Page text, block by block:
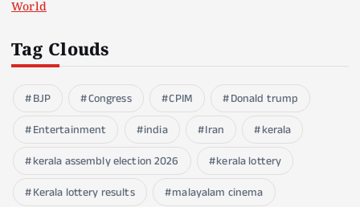
World
Tag Clouds
BJP Congress CPIM
Donald trump
Entertainment
india Iran
kerala
kerala assembly election 2026
kerala lottery
Kerala lottery results
malayalam cinema